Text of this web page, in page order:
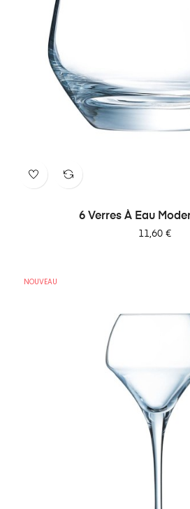
6 Verres À Eau
Prix
11,60 €
NOUVEAU